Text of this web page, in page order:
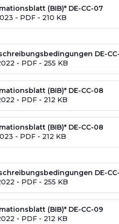
(BIB)* DE-CC-07
- PDF - 210 KB
DE-
- PDF - 255 KB
(BIB)* DE-CC-08
- PDF - 212 KB
(BIB)* DE-CC-08
- PDF - 212 KB
DE-
- PDF - 255 KB
(BIB)* DE-CC-09
- PDF - 212 KB